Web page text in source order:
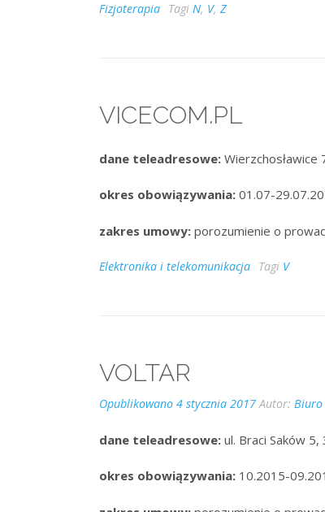
Fizjoterapia Tagi N, V, Z
VICECOM.PL
dane teleadresowe: Wierzchosławice
okres obowiązywania: 01.07-
zakres umowy: porozumienie o
Elektronika i telekomunikacja Tagi V
VOLTAR
Opublikowano 4 stycznia 2017Autor: Biuro
dane teleadresowe: ul. Braci Saków
okres obowiązywania: 10.2015-